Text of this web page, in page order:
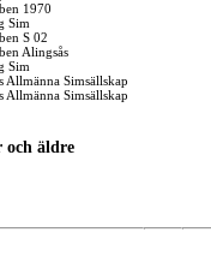
1970
Sim
S 02
Alingsås
Sim
Allmänna Simsällskap
Allmänna Simsällskap
och äldre